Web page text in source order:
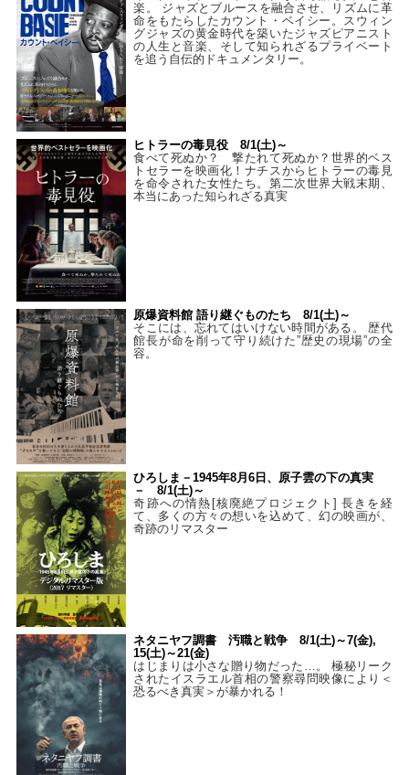
楽。 ジャズとブルースを融合させ、リズムに革
命をもたらしたカウント・ベイシー。スウィン
グジャズの黄金時代を築いたジャズピアニスト
の人生と音楽、そして知られざるプライベート
を追う自伝的ドキュメンタリー。
ヒトラーの毒見役 8/1(土)～
食べて死ぬか？ 撃たれて死ぬか？世界的ベス
トセラーを映画化！ナチスからヒトラーの毒見
を命令された女性たち。第二次世界大戦末期、
本当にあった知られざる真実
原爆資料館 語り継ぐものたち 8/1(土)～
そこには、忘れてはいけない時間がある。 歴代
館長が命を削って守り続けた”歴史の現場”の全
容。
ひろしま－1945年8月6日、原子雲の下の真実
－ 8/1(土)～
奇跡への情熱[核廃絶プロジェクト] 長きを経
て、多くの方々の想いを込めて、幻の映画が、
奇跡のリマスター
ネタニヤフ調書 汚職と戦争 8/1(土)～7(金),
15(土)～21(金)
はじまりは小さな贈り物だった…。 極秘リーク
されたイスラエル首相の警察尋問映像により＜
恐るべき真実＞が暴かれる！